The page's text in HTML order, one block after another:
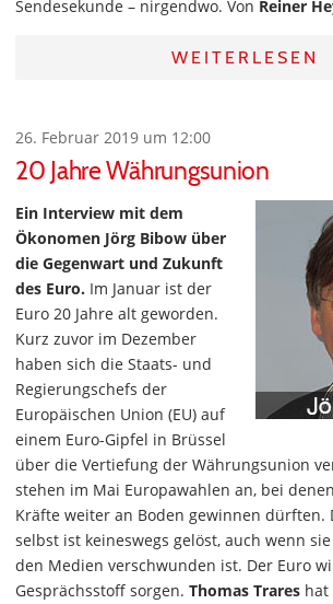
Sendesekunde – nirgendwo. Von Reiner
WEITERLESEN
26. Februar 2019 um 12:00
20 Jahre Währungsunion
Ein Interview mit dem
Ökonomen Jörg Bibow über
die Gegenwart und Zukunft
des Euro. Im Januar ist der
Euro 20 Jahre alt geworden.
Kurz zuvor im Dezember
haben sich die Staats- und
Regierungschefs der
Europäischen Union (EU) auf
einem Euro-Gipfel in Brüssel
über die Vertiefung der Währungsunion
stehen im Mai Europawahlen an, bei
Kräfte weiter an Boden gewinnen dürften.
selbst ist keineswegs gelöst, auch wenn
den Medien verschwunden ist. Der Euro
Gesprächsstoff sorgen. Thomas Trares hat